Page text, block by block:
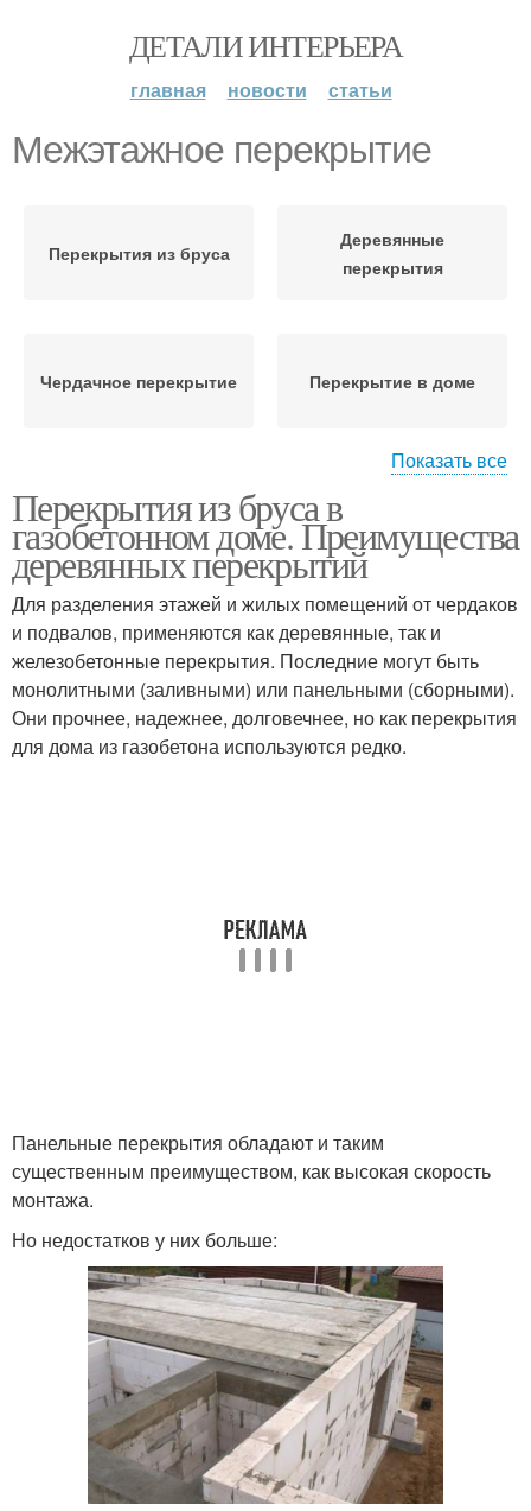
ДЕТАЛИ ИНТЕРЬЕРА
главная новости статьи
Межэтажное перекрытие
Перекрытия из бруса
Деревянные
перекрытия
Чердачное перекрытие Перекрытие в доме
перекрытие
газобетонных плит
Перекрытия на
газобетонные блоки
Перекрытия в доме
Монолитное
Сборно-монолитные
перекрытия
Перекрытия по
деревянным балкам
Перекрытия по
металлическим балкам
Перекрытия по потолку
Межэтажное утепление
Перекрытие по
деревянным балкам
Требования к
Показать все
Перекрытия из бруса в
газобетонном доме. Преимущества
деревянных перекрытий
Для разделения этажей и жилых помещений от чердаков
и подвалов, применяются как деревянные, так и
железобетонные перекрытия. Последние могут быть
монолитными (заливными) или панельными (сборными).
Они прочнее, надежнее, долговечнее, но как перекрытия
для дома из газобетона используются редко.
Панельные перекрытия обладают и таким
существенным преимуществом, как высокая скорость
монтажа.
Но недостатков у них больше: